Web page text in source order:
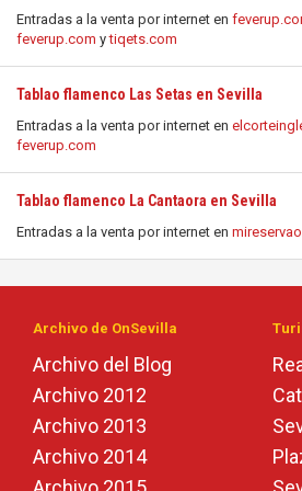
Entradas a la venta por internet en
feverup.com ytiqets.com
Tablao flamenco Las Setas en Sevilla
Entradas a la venta por internet en
feverup.com
Tablao flamenco La Cantaora en Sevilla
Entradas a la venta por internet en
Archivo de OnSevilla
Archivo del Blog
Archivo 2012
Archivo 2013
Archivo 2014